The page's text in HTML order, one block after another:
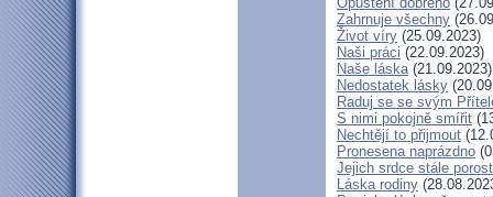
Zahrnuje všechny
Život víry (25.09.2023)
Naši práci (22.09.2023)
Naše láska(21.09.2023)
Nedostatek lásky
Raduj se se svým
S nimi pokojně smířit
Nechtějí to přijmout
Pronesena naprázdno
Jejich srdce stále
Láska rodiny